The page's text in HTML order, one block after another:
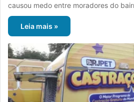
causou medo entre moradores do
Leia mais »